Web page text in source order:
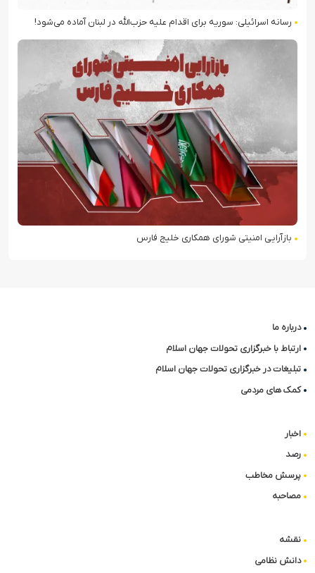
رسانه اسرائیلی: سوریه برای اقدام علیه حزب‌الله در لبنان آماده می‌شود!
بازآرایی امنیتی شورای همکاری خلیج فارس
درباره ما
ارتباط با خبرگزاری تحولات جهان اسلام
تبلیغات در خبرگزاری تحولات جهان اسلام
کمک های مردمی
اخبار
رصد
پرسش مخاطب
مصاحبه
نقشه
دانش نظامی